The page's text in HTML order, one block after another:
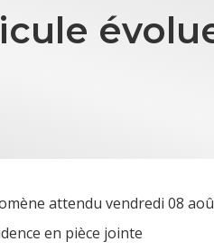
attendu vendredi 08
en pièce jointe